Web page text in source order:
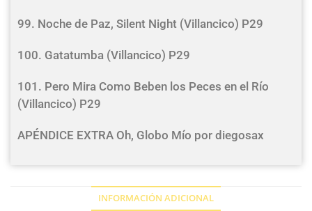
99. Noche de Paz, Silent Night (Villancico) P29
100. Gatatumba (Villancico) P29
101. Pero Mira Como Beben los Peces en el Río
(Villancico) P29
APÉNDICE EXTRA Oh, Globo Mío por diegosax
INFORMACIÓN ADICIONAL